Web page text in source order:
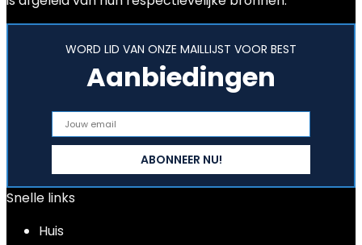
WORD LID VAN ONZE MAILLIJST VOOR BEST
Aanbiedingen
Snelle links
Huis